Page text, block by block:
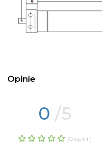
Opinie
0 /5
(0 opinii)